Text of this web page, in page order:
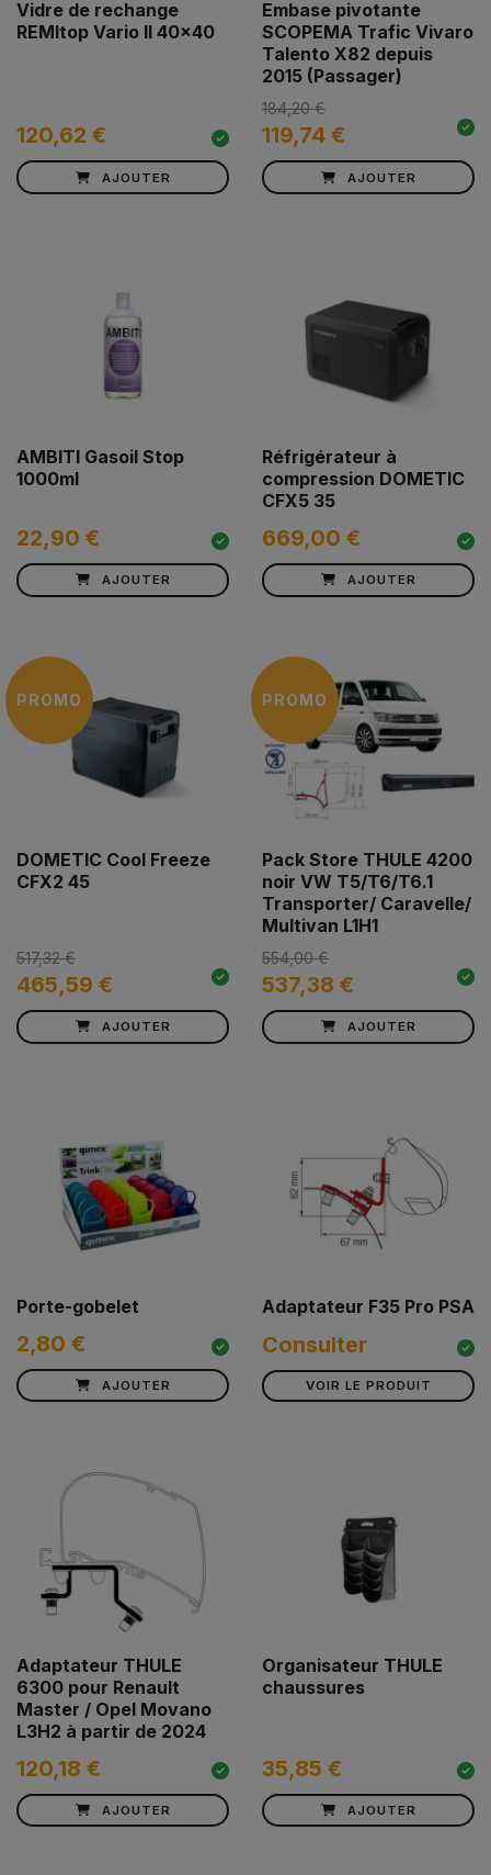
Vidre de rechange
REMItop Vario II 40x40
120,62 €
AJOUTER
Embase pivotante
SCOPEMA Trafic Vivaro
Talento X82 depuis
2015 (Passager)
119,74 €
184,20 €
AJOUTER
AMBITI Gasoil Stop
1000ml
22,90 €
AJOUTER
Réfrigérateur à
compression DOMETIC
CFX5 35
669,00 €
AJOUTER
PROMO
DOMETIC Cool Freeze
CFX2 45
465,59 €
517,32 €
AJOUTER
PROMO
Pack Store THULE 4200
noir VW T5/T6/T6.1
Transporter/ Caravelle/
Multivan L1H1
537,38 €
554,00 €
AJOUTER
Porte-gobelet
2,80 €
AJOUTER
Adaptateur F35 Pro PSA
Consulter
VOIR LE PRODUIT
Adaptateur THULE
6300 pour Renault
Master / Opel Movano
L3H2 à partir de 2024
120,18 €
AJOUTER
Organisateur THULE
chaussures
35,85 €
AJOUTER